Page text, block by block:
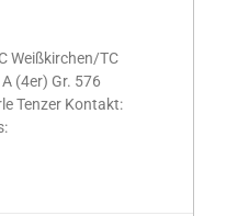
Weißkirchen/TC
(4er) Gr. 576
Tenzer Kontakt: